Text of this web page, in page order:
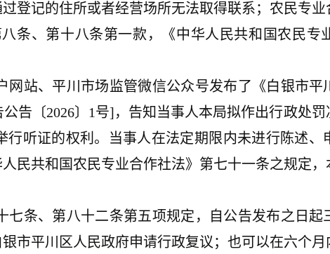
登记的住所或者经营场所无法取得联系；农民专
条、第十八条第一款，《中华人民共和国农民专
网站、平川市场监管微信公众号发布了《白银市平
告〔2026〕1号]，告知当事人本局拟作出行政处罚
听证的权利。当事人在法定期限内未进行陈述、
民共和国农民专业合作社法》第七十一条之规定
条、第八十二条第五项规定，自公告发布之日起
市平川区人民政府申请行政复议；也可以在六个